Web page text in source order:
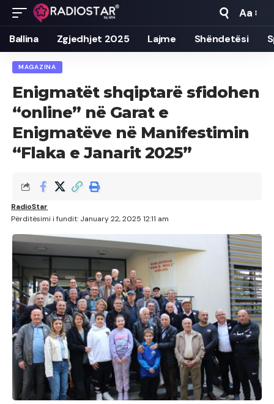
Font
Resizer
Aa
Ballina Zgjedhjet 2025 Lajme Shëndetësi
MAGAZINA
Enigmatët shqiptarë sfidohen
“online” në Garat e
Enigmatëve në Manifestimin
“Flaka e Janarit 2025”
Përditësimi i fundit: January 22, 2025 12:11 am
RadioStar